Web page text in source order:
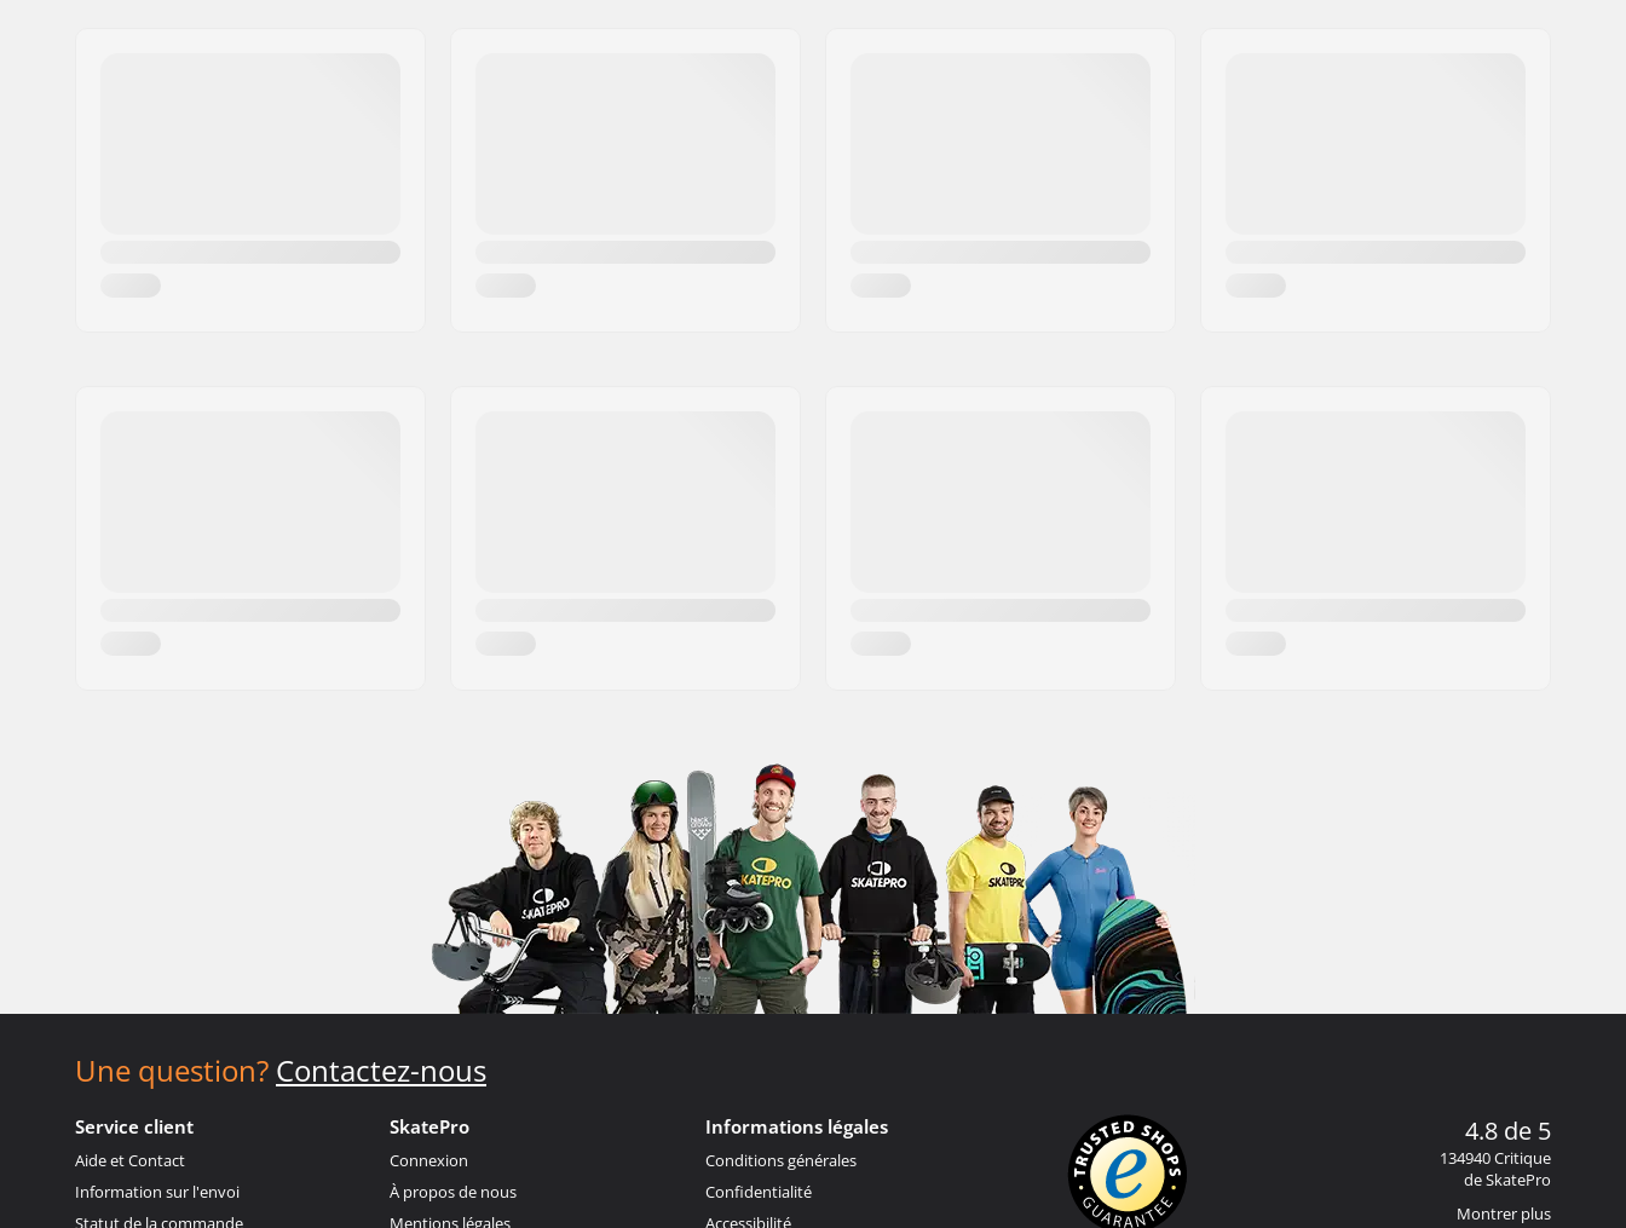
Une question? Contactez-nous
Service client
Aide et Contact
Information sur l'envoi
Statut de la commande
SkatePro
Connexion
À propos de nous
Mentions légales
Informations légales
Conditions générales
Confidentialité
Accessibilité
4.8 de 5
134940 Critique
de SkatePro
Montrer plus